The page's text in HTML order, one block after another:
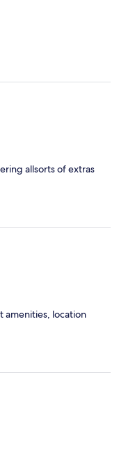
allsorts of extras
amenities, location